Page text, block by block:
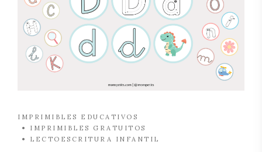
IMPRIMIBLES EDUCATIVOS
IMPRIMIBLES GRATUITOS
LECTOESCRITURA INFANTIL